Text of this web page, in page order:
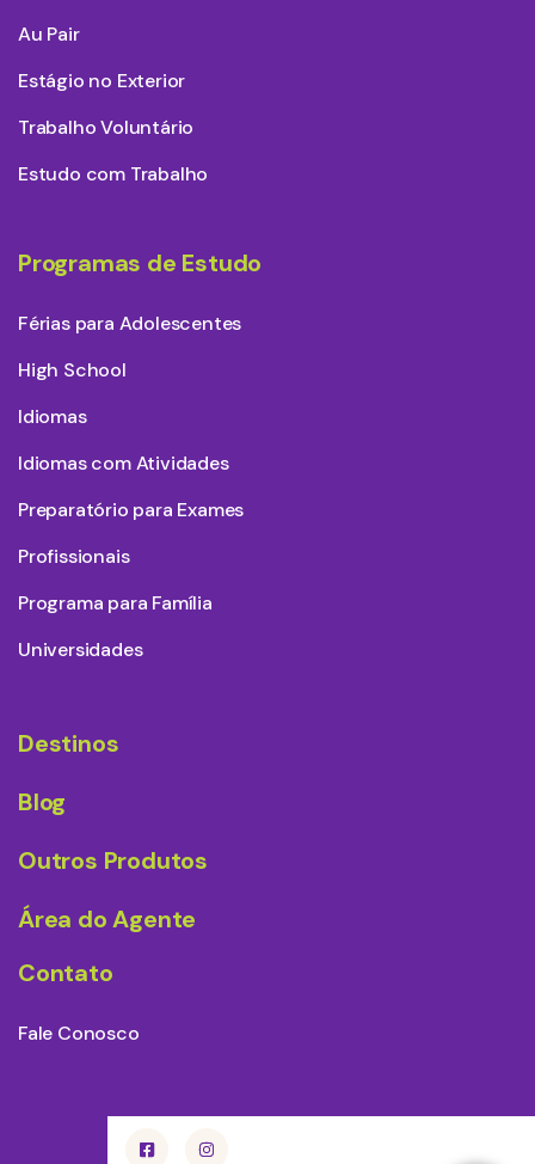
Au Pair
Estágio no Exterior
Trabalho Voluntário
Estudo com Trabalho
Programas de Estudo
Férias para Adolescentes
High School
Idiomas
Idiomas com Atividades
Preparatório para Exames
Profissionais
Programa para Família
Universidades
Destinos
Blog
Outros Produtos
Área do Agente
Contato
Fale Conosco